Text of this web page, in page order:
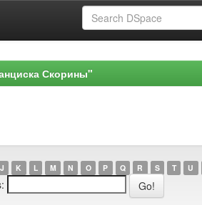
Скорины"
J K L M N O P Q R S T U